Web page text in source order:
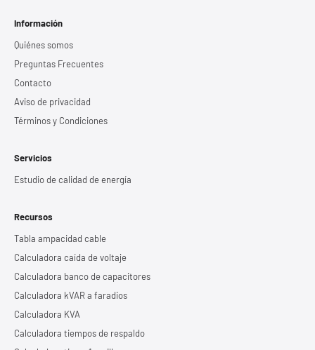
Información
Quiénes somos
Preguntas Frecuentes
Contacto
Aviso de privacidad
Términos y Condiciones
Servicios
Estudio de calidad de energía
Recursos
Tabla ampacidad cable
Calculadora caída de voltaje
Calculadora banco de capacitores
Calculadora kVAR a faradios
Calculadora KVA
Calculadora tiempos de respaldo